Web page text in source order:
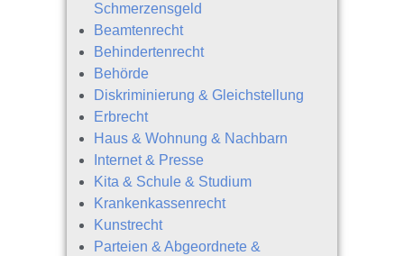
Schmerzensgeld
Beamtenrecht
Behindertenrecht
Behörde
Diskriminierung & Gleichstellung
Erbrecht
Haus & Wohnung & Nachbarn
Internet & Presse
Kita & Schule & Studium
Krankenkassenrecht
Kunstrecht
Parteien & Abgeordnete &